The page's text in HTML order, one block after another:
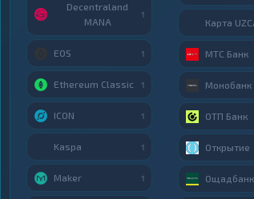
Decentraland
MANA
1
EOS 1
Ethereum Classic 1
ICON 1
Kaspa 1
Maker 1
Карта
МТС Банк
Монобанк
ОТП Банк
Открытие
Ощадбанк